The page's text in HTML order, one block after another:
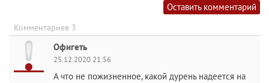
Оставить комментарий
Комментариев 3
Офигеть
25.12.2020 21:56
А что не пожизненное, какой дурень надеется на